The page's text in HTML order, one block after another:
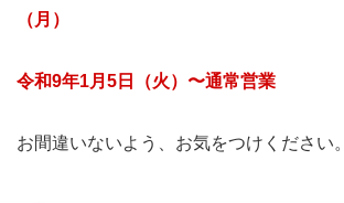
（月）
令和9年1月5日（火）〜通常営業
お間違いないよう、お気をつけください。